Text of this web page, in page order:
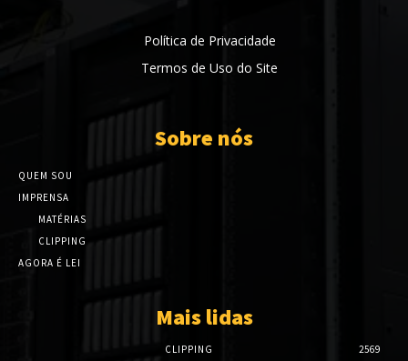
Política de Privacidade
Termos de Uso do Site
Sobre nós
QUEM SOU
IMPRENSA
MATÉRIAS
CLIPPING
AGORA É LEI
Mais lidas
CLIPPING
2569